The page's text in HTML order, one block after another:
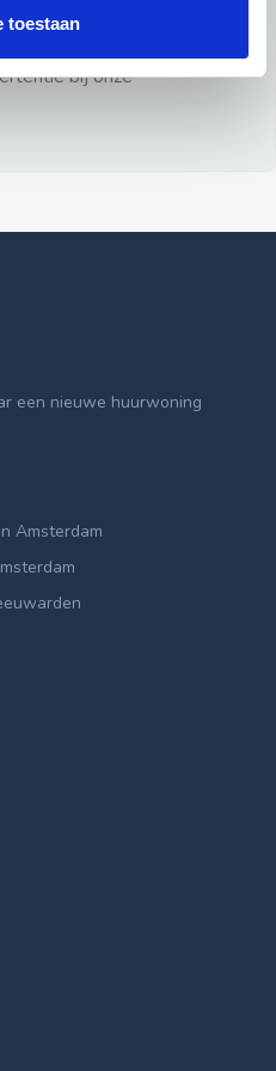
toestaan
bij onze
een nieuwe huurwoning
Amsterdam